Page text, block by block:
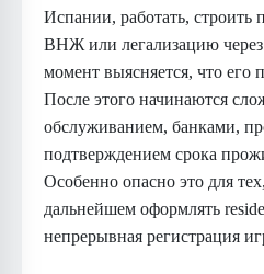
Испании, работать, строить
ВНЖ или легализацию через
момент выясняется, что его
После этого начинаются
обслуживанием, банками,
подтверждением срока
Особенно опасно это для
дальнейшем оформлять
непрерывная регистрация